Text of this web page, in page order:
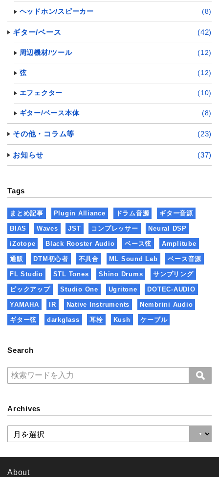
ヘッドホン/スピーカー (8)
ギター/ベース (42)
周辺機材/ツール (12)
弦 (12)
エフェクター (10)
ギター/ベース本体 (8)
その他・コラム等 (23)
お知らせ (37)
Tags
まとめ記事 Plugin Alliance ドラム音源 ギター音源
BIAS Waves JST コンプレッサー Neural DSP
iZotope Black Rooster Audio ベース弦 Amplitube
通販 DTM初心者 不具合 ML Sound Lab ベース音源
FL Studio STL Tones Shino Drums サンプリング
ピックアップ Studio One Ugritone DOTEC-AUDIO
YAMAHA IR Native Instruments Nembrini Audio
ギター弦 darkglass 耳栓 Kush ケーブル
Search
Archives
About